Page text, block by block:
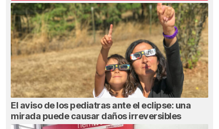
El aviso de los pediatras ante el eclipse: una
mirada puede causar daños irreversibles